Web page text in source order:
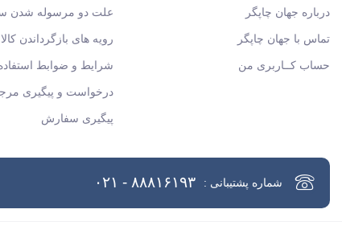
درباره جهان چاپگر
تماس با جهان چاپگر
حساب کــاربری من
علت دو مرسوله شدن
رویه های بازگرداندن کالا
شرایط و ضوابط
درخواست و پیگیری
پیگیری سفارش
شماره پشتیبانی : ۸۸۸۱۶۱۹۳ - ۰۲۱